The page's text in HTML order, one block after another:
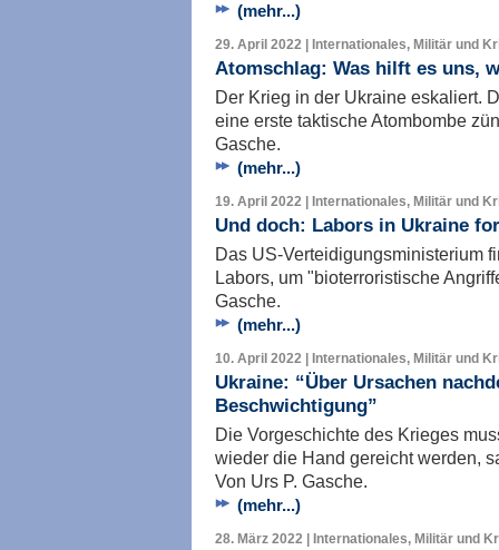
(mehr...)
29. April 2022 | Internationales, Militär und
Atomschlag: Was hilft es uns,
Der Krieg in der Ukraine eskaliert.
eine erste taktische Atombombe
Gasche.
(mehr...)
19. April 2022 | Internationales, Militär und
Und doch: Labors in Ukraine
Das US-Verteidigungsministerium
Labors, um "bioterroristische
Gasche.
(mehr...)
10. April 2022 | Internationales, Militär und
Ukraine: “Über Ursachen
Beschwichtigung”
Die Vorgeschichte des Krieges
wieder die Hand gereicht werden,
Von Urs P. Gasche.
(mehr...)
28. März 2022 | Internationales, Militär und